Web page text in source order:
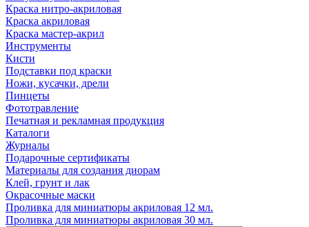
Краска нитро-акриловая
Краска акриловая
Краска мастер-акрил
Инструменты
Кисти
Подставки под краски
Ножи, кусачки, дрели
Пинцеты
Фототравление
Печатная и рекламная продукция
Каталоги
Журналы
Подарочные сертификаты
Материалы для создания диорам
Клей, грунт и лак
Окрасочные маски
Проливка для миниатюры акриловая 12 мл.
Проливка для миниатюры акриловая 30 мл.